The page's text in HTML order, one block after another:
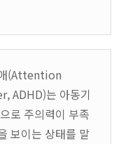
(Attention
는 아동기
로 주의력이 부족
보이는 상태를 말